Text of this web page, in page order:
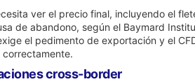
ver el precio final, incluyendo el
de abandono, según el Baymard
el pedimento de exportación y el
cross-border